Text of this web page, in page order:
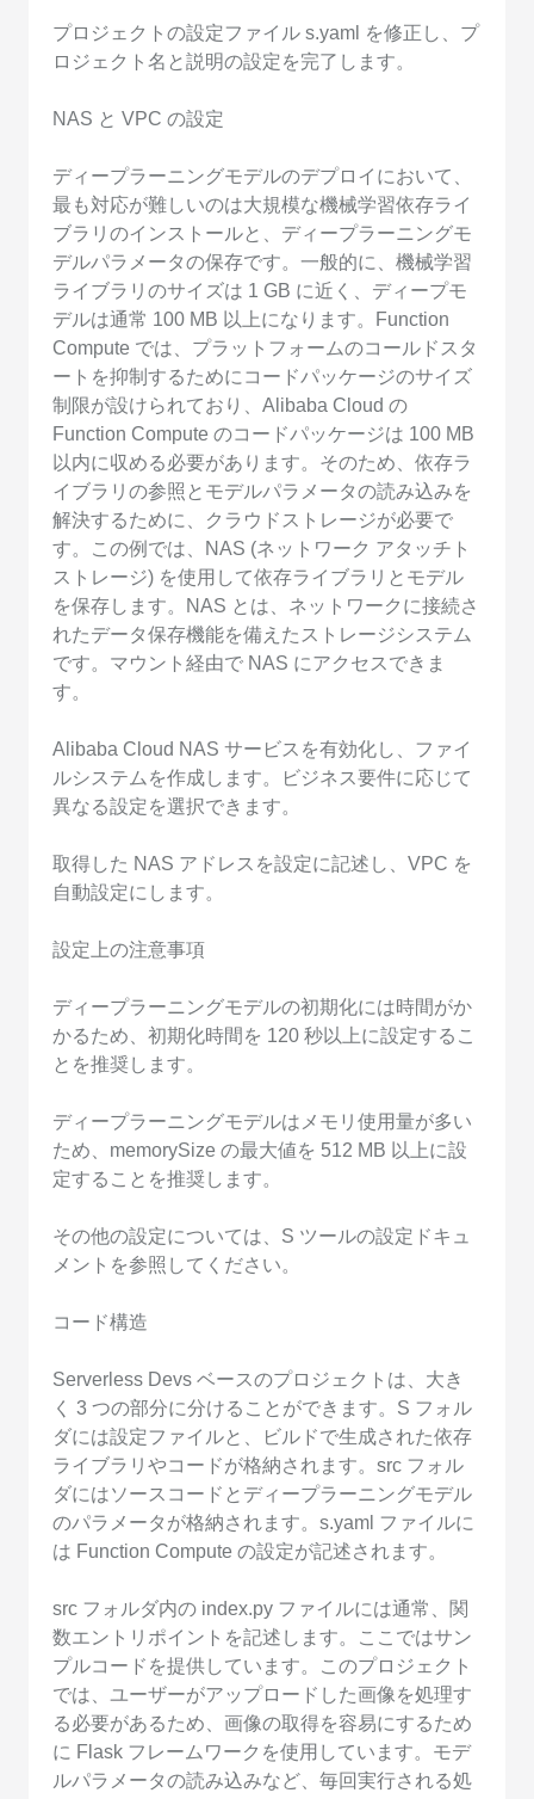
プロジェクトの設定ファイル s.yaml を修正し、プ
ロジェクト名と説明の設定を完了します。
NAS と VPC の設定
ディープラーニングモデルのデプロイにおいて、
最も対応が難しいのは大規模な機械学習依存ライ
ブラリのインストールと、ディープラーニングモ
デルパラメータの保存です。一般的に、機械学習
ライブラリのサイズは 1 GB に近く、ディープモ
デルは通常 100 MB 以上になります。Function
Compute では、プラットフォームのコールドスタ
ートを抑制するためにコードパッケージのサイズ
制限が設けられており、Alibaba Cloud の
Function Compute のコードパッケージは 100 MB
以内に収める必要があります。そのため、依存ラ
イブラリの参照とモデルパラメータの読み込みを
解決するために、クラウドストレージが必要で
す。この例では、NAS (ネットワーク アタッチト
ストレージ) を使用して依存ライブラリとモデル
を保存します。NAS とは、ネットワークに接続さ
れたデータ保存機能を備えたストレージシステム
です。マウント経由で NAS にアクセスできま
す。
Alibaba Cloud NAS サービスを有効化し、ファイ
ルシステムを作成します。ビジネス要件に応じて
異なる設定を選択できます。
取得した NAS アドレスを設定に記述し、VPC を
自動設定にします。
設定上の注意事項
ディープラーニングモデルの初期化には時間がか
かるため、初期化時間を 120 秒以上に設定するこ
とを推奨します。
ディープラーニングモデルはメモリ使用量が多い
ため、memorySize の最大値を 512 MB 以上に設
定することを推奨します。
その他の設定については、S ツールの設定ドキュ
メントを参照してください。
コード構造
Serverless Devs ベースのプロジェクトは、大き
く 3 つの部分に分けることができます。S フォル
ダには設定ファイルと、ビルドで生成された依存
ライブラリやコードが格納されます。src フォル
ダにはソースコードとディープラーニングモデル
のパラメータが格納されます。s.yaml ファイルに
は Function Compute の設定が記述されます。
src フォルダ内の index.py ファイルには通常、関
数エントリポイントを記述します。ここではサン
プルコードを提供しています。このプロジェクト
では、ユーザーがアップロードした画像を処理す
る必要があるため、画像の取得を容易にするため
に Flask フレームワークを使用しています。モデ
ルパラメータの読み込みなど、毎回実行される処